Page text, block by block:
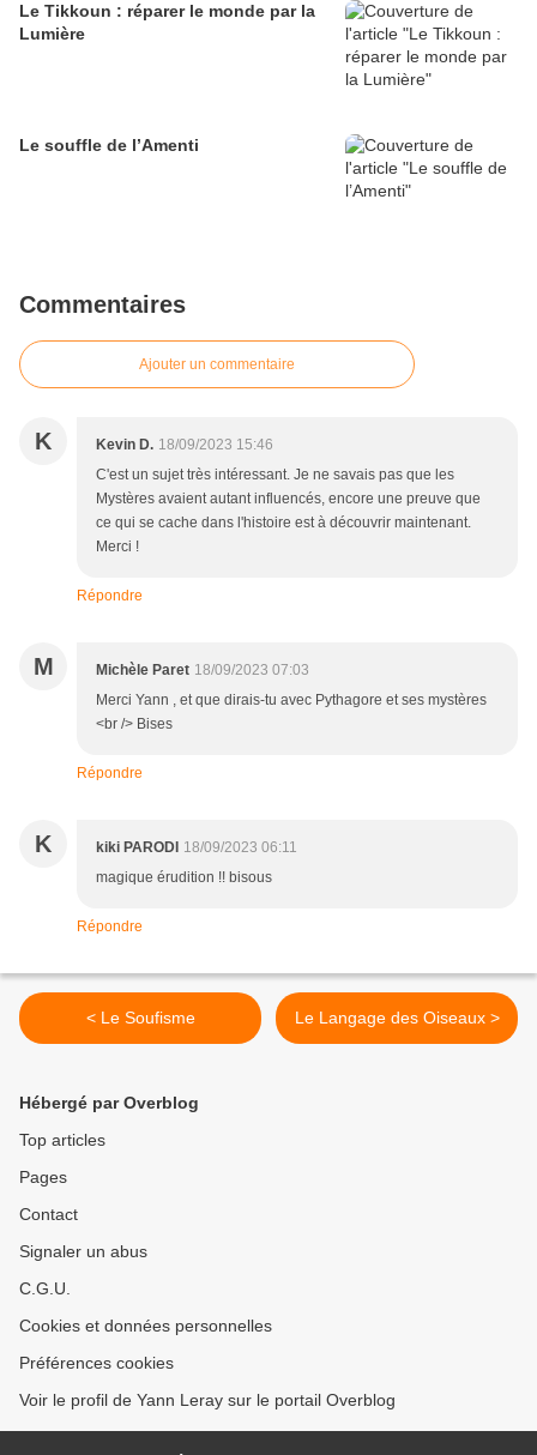
Le Tikkoun : réparer le monde par la
Lumière
Le souffle de l’Amenti
Commentaires
Ajouter un commentaire
K Kevin D. 18/09/2023 15:46
C'est un sujet très intéressant. Je ne savais pas que les
Mystères avaient autant influencés, encore une preuve que
ce qui se cache dans l'histoire est à découvrir maintenant.
Merci !
Répondre
M Michèle Paret 18/09/2023 07:03
Merci Yann , et que dirais-tu avec Pythagore et ses mystères
<br /> Bises
Répondre
K kiki PARODI 18/09/2023 06:11
magique érudition !! bisous
Répondre
< Le Soufisme Le Langage des Oiseaux >
Hébergé par Overblog
Top articles
Pages
Contact
Signaler un abus
C.G.U.
Cookies et données personnelles
Préférences cookies
Voir le profil de Yann Leray sur le portail Overblog